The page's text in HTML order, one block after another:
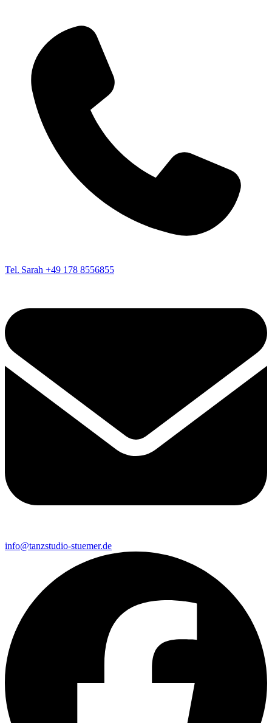
Tel. Sarah +49 178 8556855
info@tanzstudio-stuemer.de